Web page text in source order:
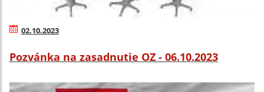
02.10.2023
Pozvánka na zasadnutie OZ - 06.10.2023